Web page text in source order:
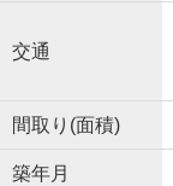
交通
間取り(面積)
築年月